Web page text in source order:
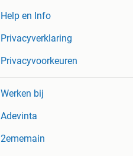
Help en Info
Privacyverklaring
Privacyvoorkeuren
Werken bij
Adevinta
2ememain